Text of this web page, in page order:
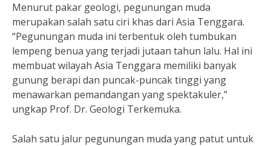
Menurut pakar geologi, pegunungan muda
merupakan salah satu ciri khas dari Asia Tenggara.
“Pegunungan muda ini terbentuk oleh tumbukan
lempeng benua yang terjadi jutaan tahun lalu. Hal ini
membuat wilayah Asia Tenggara memiliki banyak
gunung berapi dan puncak-puncak tinggi yang
menawarkan pemandangan yang spektakuler,”
ungkap Prof. Dr. Geologi Terkemuka.
Salah satu jalur pegunungan muda yang patut untuk